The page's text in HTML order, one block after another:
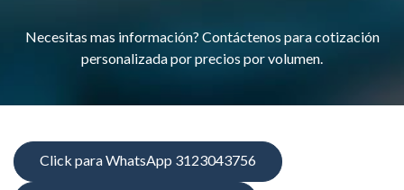
Necesitas mas información? Contáctenos para cotización
personalizada por precios por volumen.
Click para WhatsApp 3123043756